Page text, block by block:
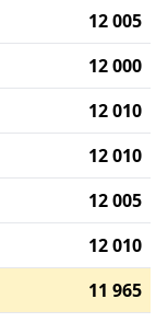
12 005
12 000
12 010
12 010
12 005
12 010
11 965